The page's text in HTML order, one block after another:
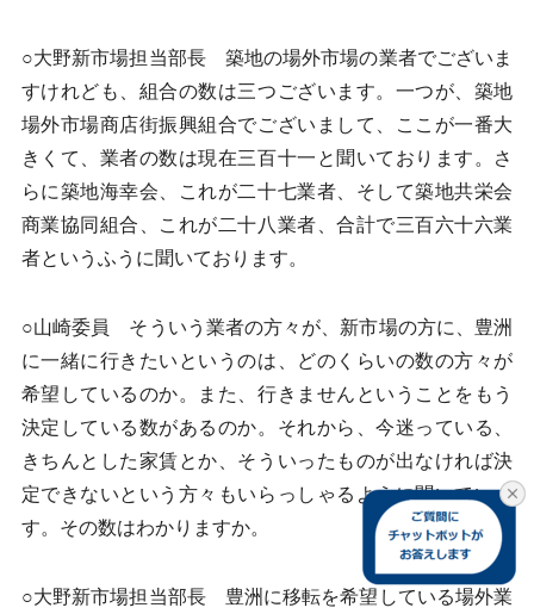
○大野新市場担当部長 築地の場外市場の業者でございま
すけれども、組合の数は三つございます。一つが、築地
場外市場商店街振興組合でございまして、ここが一番大
きくて、業者の数は現在三百十一と聞いております。さ
らに築地海幸会、これが二十七業者、そして築地共栄会
商業協同組合、これが二十八業者、合計で三百六十六業
者というふうに聞いております。
○山崎委員 そういう業者の方々が、新市場の方に、豊洲
に一緒に行きたいというのは、どのくらいの数の方々が
希望しているのか。また、行きませんということをもう
決定している数があるのか。それから、今迷っている、
きちんとした家賃とか、そういったものが出なければ決
定できないという方々もいらっしゃるように聞いていま
す。その数はわかりますか。
○大野新市場担当部長 豊洲に移転を希望している場外業